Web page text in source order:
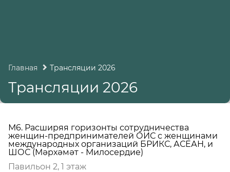
Главная Трансляции 2026
Трансляции 2026
М6. Расширяя горизонты сотрудничества
женщин-предпринимателей ОИС с женщинами
международных организаций БРИКС, АСЕАН, и
ШОС (Мәрхәмәт - Милосердие)
Павильон 2, 1 этаж